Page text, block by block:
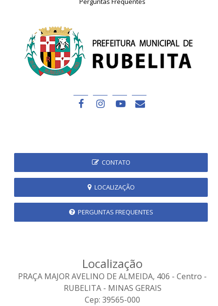
CONTATO
LOCALIZAÇÃO
PERGUNTAS FREQUENTES
Localização
PRAÇA MAJOR AVELINO DE ALMEIDA, 406 - Centro -
RUBELITA - MINAS GERAIS
Cep: 39565-000